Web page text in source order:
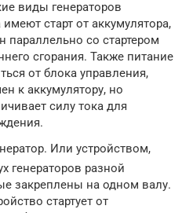
виды генераторов
старт от аккумулятора,
параллельно со стартером
сгорания. Также питание
от блока управления,
к аккумулятору, но
силу тока для
Или устройством,
генераторов разной
закреплены на одном валу.
стартует от